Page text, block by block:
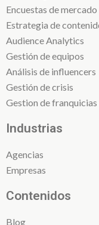
Encuestas de mercado
Estrategia de
Audience Analytics
Gestión de equipos
Análisis de influencers
Gestión de crisis
Gestion de franquicias
Industrias
Agencias
Empresas
Contenidos
Blog